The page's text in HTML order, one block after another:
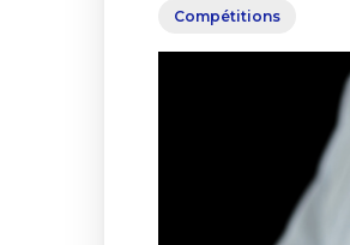
Compétitions